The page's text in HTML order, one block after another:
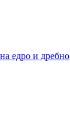
едро и дребно